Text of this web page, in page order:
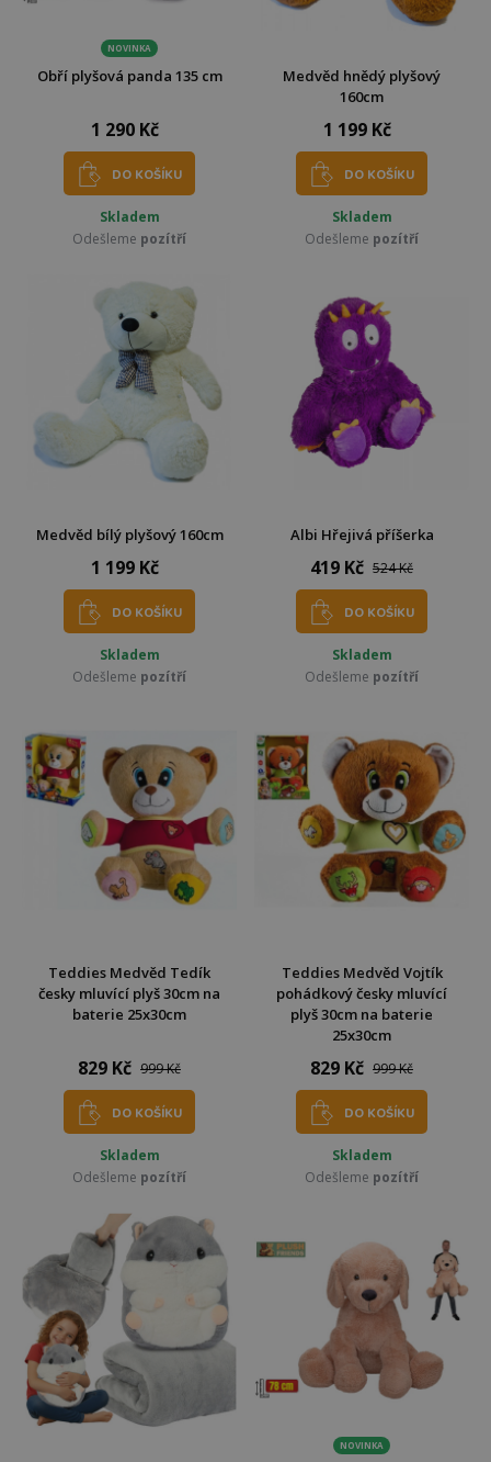
NOVINKA
Obří plyšová panda 135 cm
1 290 Kč
DO KOŠÍKU
Skladem
Odešleme pozítří
Medvěd hnědý plyšový
160cm
1 199 Kč
DO KOŠÍKU
Skladem
Odešleme pozítří
Medvěd bílý plyšový 160cm
1 199 Kč
DO KOŠÍKU
Skladem
Odešleme pozítří
Albi Hřejivá příšerka
419 Kč 524 Kč
DO KOŠÍKU
Skladem
Odešleme pozítří
Teddies Medvěd Tedík
česky mluvící plyš 30cm na
baterie 25x30cm
829 Kč 999 Kč
DO KOŠÍKU
Skladem
Odešleme pozítří
Teddies Medvěd Vojtík
pohádkový česky mluvící
plyš 30cm na baterie
25x30cm
829 Kč 999 Kč
DO KOŠÍKU
Skladem
Odešleme pozítří
NOVINKA